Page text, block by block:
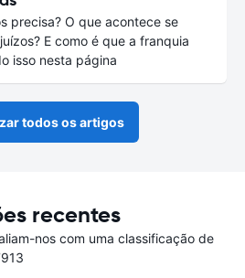
precisa? O que acontece se
E como é que a franquia
isso nesta página
todos os artigos
recentes
nos com uma classificação de